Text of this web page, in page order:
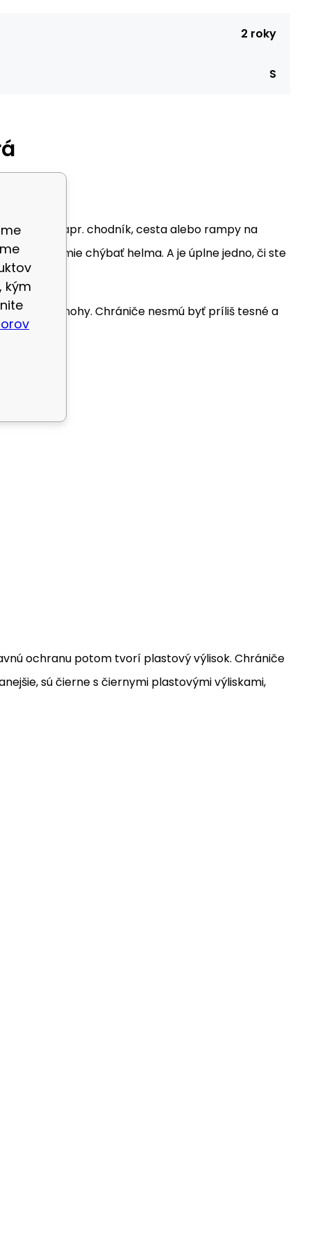
2 roky
S
(napr. chodník, cesta alebo rampy na
nesmie chýbať helma. A je úplne jedno, či ste
alebo nohy. Chrániče nesmú byť príliš tesné a
ochranu potom tvorí plastový výlisok. Chrániče
sú čierne s čiernymi plastovými výliskami,
kým